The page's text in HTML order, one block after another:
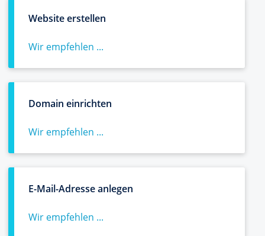
Website erstellen
Wir empfehlen ...
Domain einrichten
Wir empfehlen ...
E-Mail-Adresse anlegen
Wir empfehlen ...